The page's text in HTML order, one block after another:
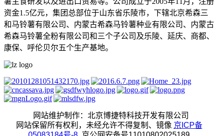
资金1.5亿元，集团总部位于山东省乐陵市，下辖北京希森三
和马铃薯有限公司、内蒙古希森马铃薯种业有限公司、内蒙古
希森马铃薯全粉有限公司和三个子公司及乐陵、延庆、商都、
康保、呼伦贝尔五个生产基地。
网站维护制作： 北京博捷特科技开发有限公司
网站保留所有权利，未经允许不得复制、镜像 京ICP备